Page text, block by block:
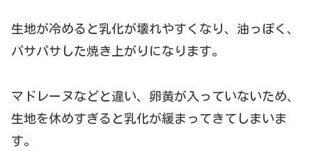
生地が冷めると乳化が壊れやすくなり、油っぽく、
パサパサした焼き上がりになります。
マドレーヌなどと違い、卵黄が入っていないため、
生地を休めすぎると乳化が緩まってきてしまいま
す。